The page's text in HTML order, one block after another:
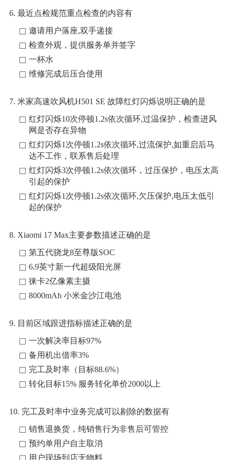
6. 最近点检规范重点检查的内容有
邀请用户落座,双手递接
检查外观，提供服务单并签字
一杯水
维修完成后压合使用
7. 米家高速吹风机H501 SE 故障红灯闪烁说明正确的是
红灯闪烁10次停顿1.2s依次循环,过温保护，检查进风
网是否存在异物
红灯闪烁1次停顿1.2s依次循环,过流保护,如重启后马
达不工作，联系售后处理
红灯闪烁3次停顿1.2s依次循环，过压保护，电压太高
引起的保护
红灯闪烁1次停顿1.2s依次循环,欠压保护,电压太低引
起的保护
8. Xiaomi 17 Max主要参数描述正确的是
第五代骁龙8至尊版SOC
6.9英寸新一代超级阳光屏
徕卡2亿像素主摄
8000mAh 小米金沙江电池
9. 目前区域跟进指标描述正确的是
一次解决率目标97%
备用机出借率3%
完工及时率（目标88.6%）
转化目标15% 服务转化单价2000以上
10. 完工及时率中业务完成可以剔除的数据有
销售退换货，纯销售行为非售后可管控
预约单用户自主取消
用户现场到店无物料